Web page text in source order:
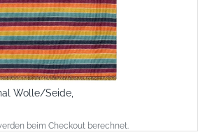
Wolle/Seide,
beim Checkout berechnet.